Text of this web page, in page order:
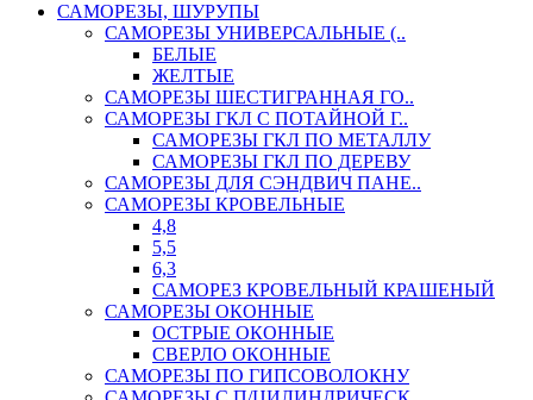
САМОРЕЗЫ, ШУРУПЫ
САМОРЕЗЫ УНИВЕРСАЛЬНЫЕ (..
БЕЛЫЕ
ЖЕЛТЫЕ
САМОРЕЗЫ ШЕСТИГРАННАЯ ГО..
САМОРЕЗЫ ГКЛ С ПОТАЙНОЙ Г..
САМОРЕЗЫ ГКЛ ПО МЕТАЛЛУ
САМОРЕЗЫ ГКЛ ПО ДЕРЕВУ
САМОРЕЗЫ ДЛЯ СЭНДВИЧ ПАНЕ..
САМОРЕЗЫ КРОВЕЛЬНЫЕ
4,8
5,5
6,3
САМОРЕЗ КРОВЕЛЬНЫЙ КРАШЕНЫЙ
САМОРЕЗЫ ОКОННЫЕ
ОСТРЫЕ ОКОННЫЕ
СВЕРЛО ОКОННЫЕ
САМОРЕЗЫ ПО ГИПСОВОЛОКНУ